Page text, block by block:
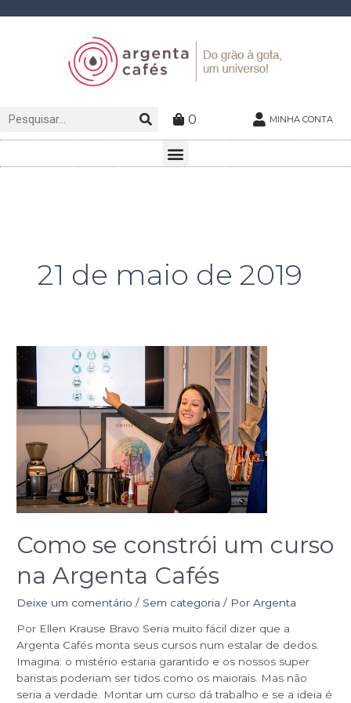
Pesquisar Pesquisar
0 MINHA CONTA
Menu
21 de maio de 2019
Como se constrói um curso
na Argenta Cafés
Deixe um comentário / Sem categoria / PorArgenta
Por Ellen Krause Bravo Seria muito fácil dizer que a
Argenta Cafés monta seus cursos num estalar de dedos.
Imagina: o mistério estaria garantido e os nossos super
baristas poderiam ser tidos como os maiorais. Mas não
seria a verdade. Montar um curso dá trabalho e se a ideia é
Como
se
constrói
um
Argenta
Cafés